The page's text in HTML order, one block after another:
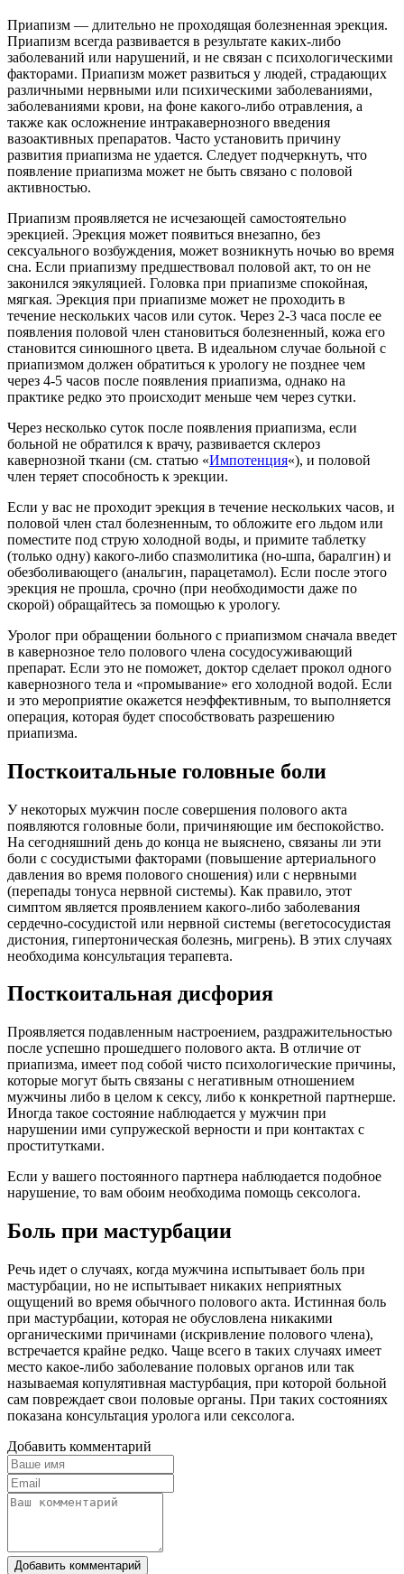
Приапизм — длительно не проходящая болезненная эрекция.
Приапизм всегда развивается в результате каких-либо
заболеваний или нарушений, и не связан с психологическими
факторами. Приапизм может развиться у людей, страдающих
различными нервными или психическими заболеваниями,
заболеваниями крови, на фоне какого-либо отравления, а
также как осложнение интракавернозного введения
вазоактивных препаратов. Часто установить причину
развития приапизма не удается. Следует подчеркнуть, что
появление приапизма может не быть связано с половой
активностью.
Приапизм проявляется не исчезающей самостоятельно
эрекцией. Эрекция может появиться внезапно, без
сексуального возбуждения, может возникнуть ночью во время
сна. Если приапизму предшествовал половой акт, то он не
законился эякуляцией. Головка при приапизме спокойная,
мягкая. Эрекция при приапизме может не проходить в
течение нескольких часов или суток. Через 2-3 часа после ее
появления половой член становиться болезненный, кожа его
становится синюшного цвета. В идеальном случае больной с
приапизмом должен обратиться к урологу не позднее чем
через 4-5 часов после появления приапизма, однако на
практике редко это происходит меньше чем через сутки.
Через несколько суток после появления приапизма, если
больной не обратился к врачу, развивается склероз
кавернозной ткани (см. статью «Импотенция«), и половой
член теряет способность к эрекции.
Если у вас не проходит эрекция в течение нескольких часов, и
половой член стал болезненным, то обложите его льдом или
поместите под струю холодной воды, и примите таблетку
(только одну) какого-либо спазмолитика (но-шпа, баралгин) и
обезболивающего (анальгин, парацетамол). Если после этого
эрекция не прошла, срочно (при необходимости даже по
скорой) обращайтесь за помощью к урологу.
Уролог при обращении больного с приапизмом сначала введет
в кавернозное тело полового члена сосудосуживающий
препарат. Если это не поможет, доктор сделает прокол одного
кавернозного тела и «промывание» его холодной водой. Если
и это мероприятие окажется неэффективным, то выполняется
операция, которая будет способствовать разрешению
приапизма.
Посткоитальные головные боли
У некоторых мужчин после совершения полового акта
появляются головные боли, причиняющие им беспокойство.
На сегодняшний день до конца не выяснено, связаны ли эти
боли с сосудистыми факторами (повышение артериального
давления во время полового сношения) или с нервными
(перепады тонуса нервной системы). Как правило, этот
симптом является проявлением какого-либо заболевания
сердечно-сосудистой или нервной системы (вегетососудистая
дистония, гипертоническая болезнь, мигрень). В этих случаях
необходима консультация терапевта.
Посткоитальная дисфория
Проявляется подавленным настроением, раздражительностью
после успешно прошедшего полового акта. В отличие от
приапизма, имеет под собой чисто психологические причины,
которые могут быть связаны с негативным отношением
мужчины либо в целом к сексу, либо к конкретной партнерше.
Иногда такое состояние наблюдается у мужчин при
нарушении ими супружеской верности и при контактах с
проститутками.
Если у вашего постоянного партнера наблюдается подобное
нарушение, то вам обоим необходима помощь сексолога.
Боль при мастурбации
Речь идет о случаях, когда мужчина испытывает боль при
мастурбации, но не испытывает никаких неприятных
ощущений во время обычного полового акта. Истинная боль
при мастурбации, которая не обусловлена никакими
органическими причинами (искривление полового члена),
встречается крайне редко. Чаще всего в таких случаях имеет
место какое-либо заболевание половых органов или так
называемая копулятивная мастурбация, при которой больной
сам повреждает свои половые органы. При таких состояниях
показана консультация уролога или сексолога.
Добавить комментарий
Добавить комментарий